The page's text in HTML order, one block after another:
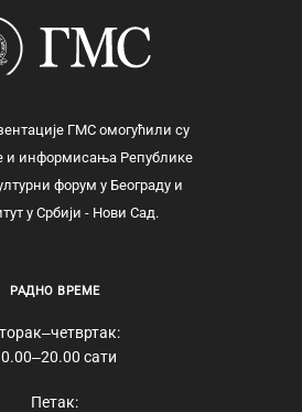
ГМС омогућили су
и информисања Републике
форум у Београду и
у Србији - Нови Сад.
РАДНО ВРЕМЕ
сати
Петак: